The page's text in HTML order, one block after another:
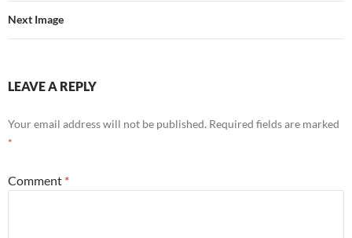
Next Image
LEAVE A REPLY
Your email address will not be published. Required fields are marked
*
Comment *